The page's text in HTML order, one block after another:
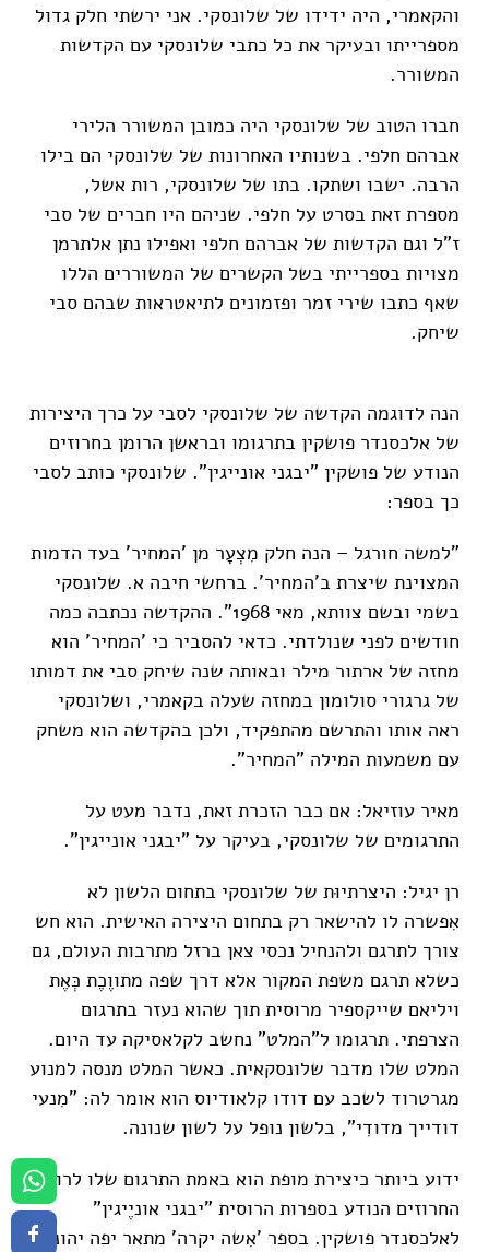
והקאמרי, היה ידידו של שלונסקי. אני ירשתי חלק גדול
מספרייתו ובעיקר את כל כתבי שלונסקי עם הקדשות
המשורר.
חברו הטוב של שלונסקי היה כמובן המשורר הלירי
אברהם חלפי. בשנותיו האחרונות של שלונסקי הם בילו
הרבה. ישבו ושתקו. בתו של שלונסקי, רות אשל,
מספרת זאת בסרט על חלפי. שניהם היו חברים של סבי
ז"ל וגם הקדשות של אברהם חלפי ואפילו נתן אלתרמן
מצויות בספרייתי בשל הקשרים של המשוררים הללו
שאף כתבו שירי זמר ופזמונים לתיאטראות שבהם סבי
שיחק.
הנה לדוגמה הקדשה של שלונסקי לסבי על כרך היצירות
של אלכסנדר פושקין בתרגומו ובראשן הרומן בחרוזים
הנודע של פושקין "יבגני אונייגין". שלונסקי כותב לסבי
כך בספר:
"למשה חורגל – הנה חלק מִצְעָר מן 'המחיר' בעד הדמות
המצוינת שיצרת ב'המחיר'. ברחשי חיבה א. שלונסקי
בשמי ובשם צוותא, מאי 1968". ההקדשה נכתבה כמה
חודשים לפני שנולדתי. כדאי להסביר כי 'המחיר' הוא
מחזה של ארתור מילר ובאותה שנה שיחק סבי את דמותו
של גרגורי סולומון במחזה שעלה בקאמרי, ושלונסקי
ראה אותו והתרשם מהתפקיד, ולכן בהקדשה הוא משחק
עם משמעות המילה "המחיר".
מאיר עוזיאל: אם כבר הזכרת זאת, נדבר מעט על
התרגומים של שלונסקי, בעיקר על "יבגני אונייגין".
רן יגיל: היצרתיוּת של שלונסקי בתחום הלשון לא
אִפשרה לו להישאר רק בתחום היצירה האישית. הוא חש
צורך לתרגם ולהנחיל נכסי צאן ברזל מתרבות העולם, גם
כשלא תרגם משפת המקור אלא דרך שפה מתווֶכֶת כְּאֶת
ויליאם שייקספיר מרוסית תוך שהוא נעזר בתרגום
הצרפתי. תרגומו ל"המלט" נחשב לקלאסיקה עד היום.
המלט שלו מדבר שלונסקאית. כאשר המלט מנסה למנוע
מגרטרוד לשכב עם דודו קלאודיוס הוא אומר לה: "מִנעי
דודייך מדודִי", בלשון נופל על לשון שנונה.
ידוע ביותר כיצירת מופת הוא באמת התרגום שלו לרומן
החרוזים הנודע בספרות הרוסית "יבגני אוניֶיגין"
לאלכסנדר פושקין. בספר 'אִשה יקרה' מתאר יפה יהונתן